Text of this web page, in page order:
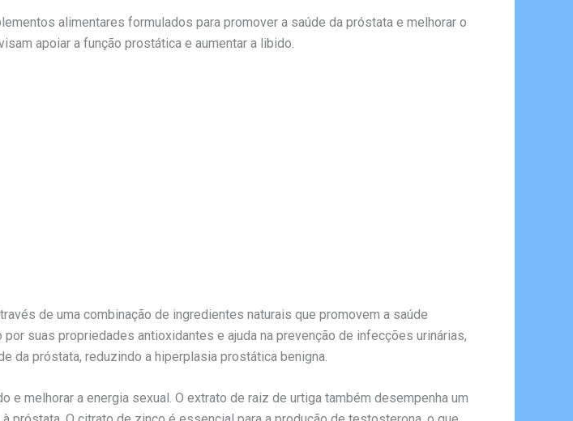
alimentares formulados para promover a saúde da próstata e melhorar o
apoiar a função prostática e aumentar a libido.
de uma combinação de ingredientes naturais que promovem a saúde
suas propriedades antioxidantes e ajuda na prevenção de infecções urinárias,
da próstata, reduzindo a hiperplasia prostática benigna.
melhorar a energia sexual. O extrato de raiz de urtiga também desempenha um